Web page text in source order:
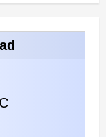
C